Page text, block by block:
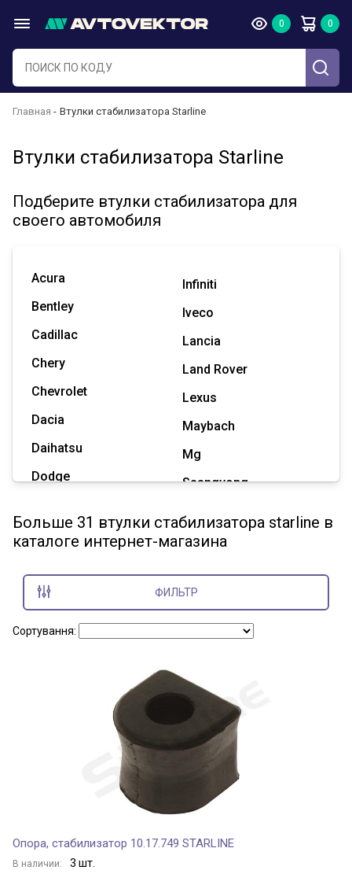
Главная Втулки стабилизатора Starline
Втулки стабилизатора Starline
Подберите втулки стабилизатора для
своего автомобиля
Acura
Bentley
Cadillac
Chery
Chevrolet
Dacia
Daihatsu
Dodge
Great Wall
Hummer
Infiniti
Iveco
Lancia
Land Rover
Lexus
Maybach
Mg
Ssangyong
Tesla
Показать все марки
Больше 31 втулки стабилизатора starline в
каталоге интернет-магазина
ФИЛЬТР
Сортування:
Опора, стабилизатор 10.17.749 STARLINE
В наличии: 3 шт.